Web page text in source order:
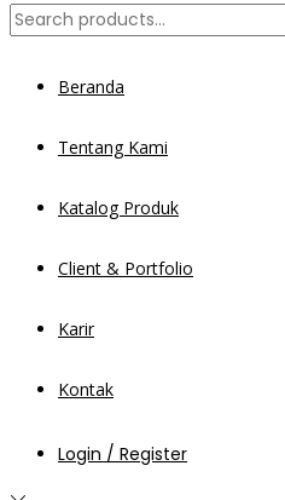
Search
Beranda
Tentang Kami
Katalog Produk
Client & Portfolio
Karir
Kontak
Login / Register